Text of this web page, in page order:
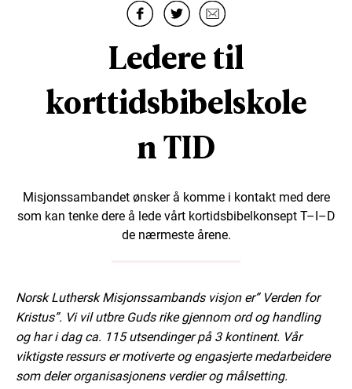
Ledere til
korttidsbibelskole
n TID
Misjonssambandet ønsker å komme i kontakt med dere
som kan tenke dere å lede vårt kortidsbibelkonsept T–I–D
de nærmeste årene.
Norsk Luthersk Misjonssambands visjon er” Verden for
Kristus”. Vi vil utbre Guds rike gjennom ord og handling
og har i dag ca. 115 utsendinger på 3 kontinent. Vår
viktigste ressurs er motiverte og engasjerte medarbeidere
som deler organisasjonens verdier og målsetting.